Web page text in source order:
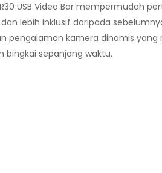
USB Video Bar mempermudah
lebih inklusif daripada
pengalaman kamera dinamis
bingkai sepanjang waktu.